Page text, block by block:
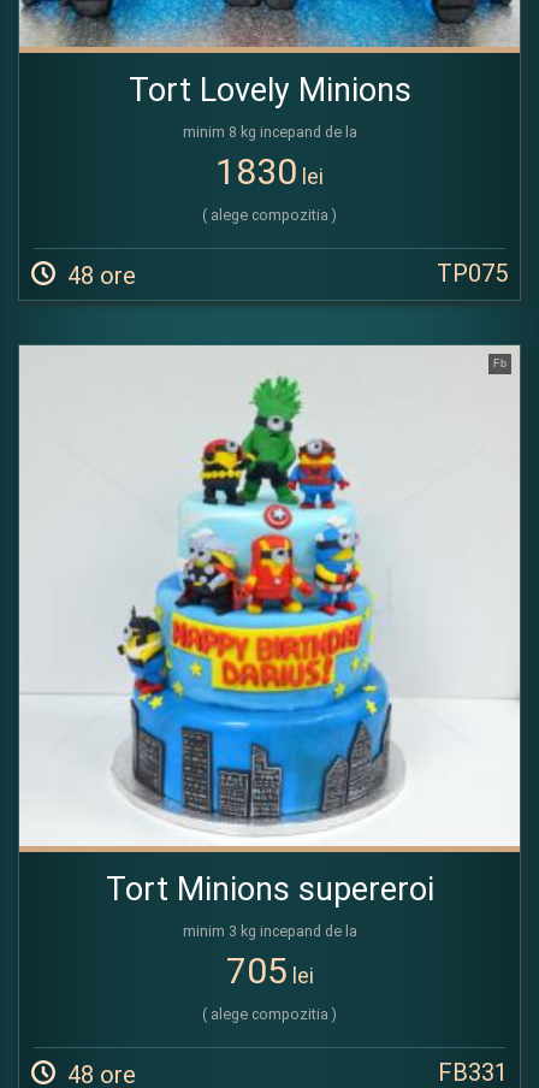
Tort Lovely Minions
minim 8 kg incepand de la
1830 lei
( alege compozitia )
48 ore TP075
Fb
Tort Minions supereroi
minim 3 kg incepand de la
705 lei
( alege compozitia )
48 ore FB331